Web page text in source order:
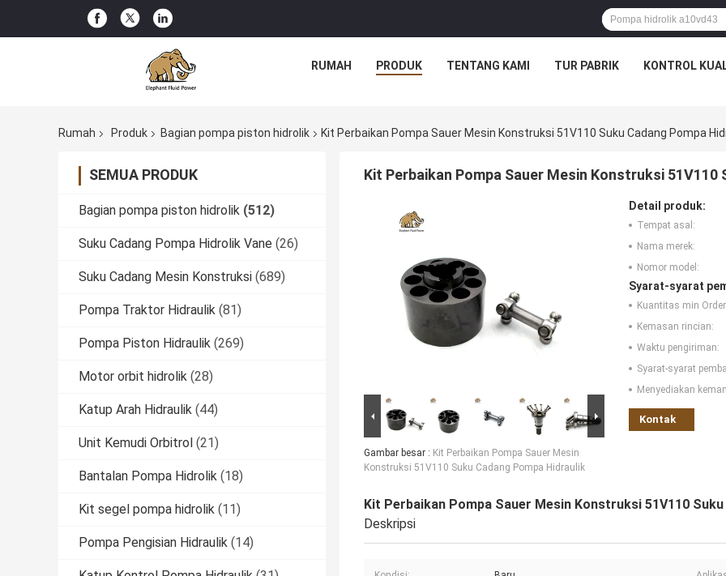
RUMAH PRODUK TENTANG KAMI TUR PABRIK KONTROL
Rumah Produk Bagian pompa piston hidrolik Kit Perbaikan Pompa Sauer Mesin Konstruksi 51V110 Suku Cadang Pompa
SEMUA PRODUK
Bagian pompa piston hidrolik (512)
Suku Cadang Pompa Hidrolik Vane (26)
Suku Cadang Mesin Konstruksi (689)
Pompa Traktor Hidraulik (81)
Pompa Piston Hidraulik (269)
Motor orbit hidrolik (28)
Katup Arah Hidraulik (44)
Unit Kemudi Orbitrol (21)
Bantalan Pompa Hidrolik (18)
Kit segel pompa hidrolik (11)
Pompa Pengisian Hidraulik (14)
Kit Perbaikan Pompa Sauer Mesin Konstruksi 51V110
Gambar besar : Kit Perbaikan Pompa Sauer Mesin
Konstruksi 51V110 Suku Cadang Pompa Hidraulik
Detail produk:
Tempat asal:
Nama merek:
Nomor model:
Syarat-syarat
Kuantitas min
Kemasan rincian:
Waktu pengiriman:
Syarat-syarat
Menyediakan
Kontak
Kit Perbaikan Pompa Sauer Mesin Konstruksi 51V110
Deskripsi